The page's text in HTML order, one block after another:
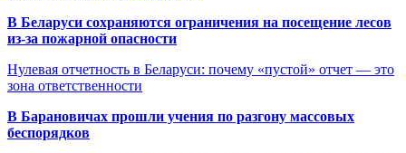
В Беларуси сохраняются ограничения на посещение лесов
из-за пожарной опасности
Нулевая отчетность в Беларуси: почему «пустой» отчет — это
зона ответственности
В Барановичах прошли учения по разгону массовых
беспорядков